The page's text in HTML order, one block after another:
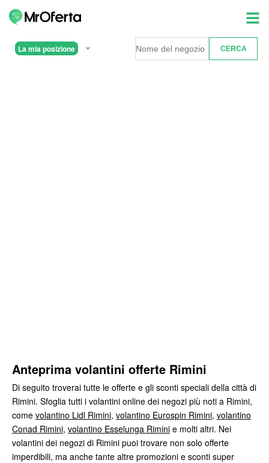
La mia posizione
Anteprima volantini offerte Rimini
Di seguito troverai tutte le offerte e gli sconti speciali della città di
Rimini. Sfoglia tutti i volantini online dei negozi più noti a Rimini,
come volantino Lidl Rimini, volantino Eurospin Rimini, volantino
Conad Rimini, volantino Esselunga Rimini e molti altri. Nei
volantini dei negozi di Rimini puoi trovare non solo offerte
imperdibili, ma anche tante altre promozioni e sconti super